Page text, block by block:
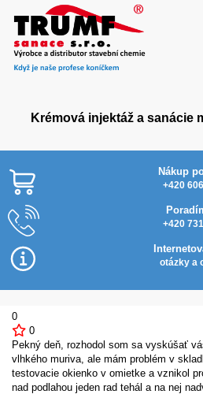
Krémová injektáž a sanácie
Nákup
+420
+420
otázky a
0
0
Pekný deň, rozhodol som sa vyskúšať
vlhkého muriva, ale mám problém v
testovacie okienko v omietke a vznikol
nad podlahou jeden rad tehál a na nej